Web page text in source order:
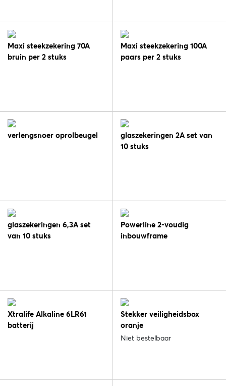
Maxi steekzekering 70A
bruin per 2 stuks
Maxi steekzekering 100A
paars per 2 stuks
verlengsnoer oprolbeugel
glaszekeringen 2A set van
10 stuks
glaszekeringen 6,3A set
van 10 stuks
Powerline 2-voudig
inbouwframe
Xtralife Alkaline 6LR61
batterij
Stekker veiligheidsbox
oranje
Niet bestelbaar